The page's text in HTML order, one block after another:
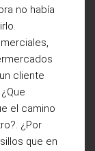
no había
cliente
el camino
¿Por
que en